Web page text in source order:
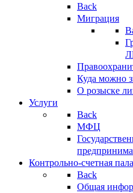
Back
Миграция
Куда можно
О розыске
Услуги
Back
МФЦ
Контрольно-счетная
Back
Общая